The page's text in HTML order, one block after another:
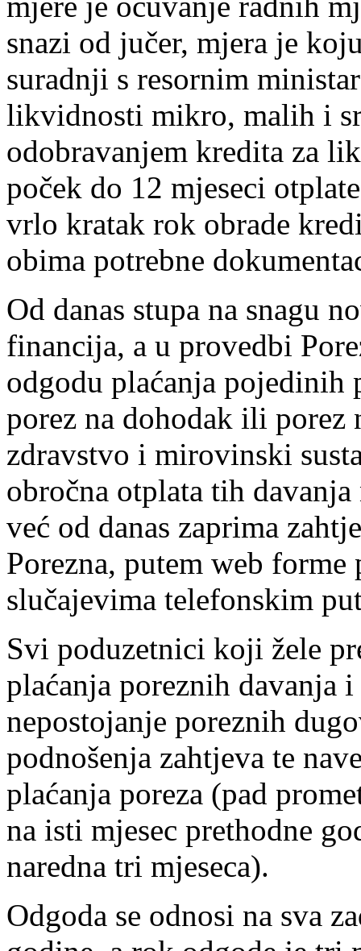
snazi od jučer, mjera je
suradnji s resornim
likvidnosti mikro, malih i
odobravanjem kredita za
poček do 12 mjeseci
vrlo kratak rok obrade
obima potrebne
Od danas stupa na snagu
financija, a u provedbi
odgodu plaćanja pojedinih
porez na dohodak ili porez
zdravstvo i mirovinski
obročna otplata tih davanja
već od danas zaprima
Porezna, putem web
slučajevima telefonskim
Svi poduzetnici koji žele
plaćanja poreznih davanja
nepostojanje poreznih
podnošenja zahtjeva te
plaćanja poreza (pad
na isti mjesec prethodne
naredna tri mjeseca).
Odgoda se odnosi na sva